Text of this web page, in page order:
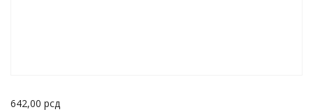
642,00 рсд